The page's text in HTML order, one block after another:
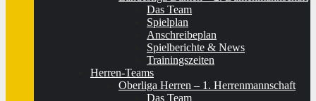
Das Team
Spielplan
Anschreibeplan
Spielberichte & News
Trainingszeiten
Herren-Teams
Oberliga Herren – 1. Herrenmannschaft
Das Team